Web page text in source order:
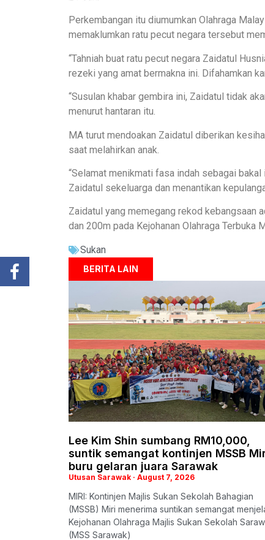
Perkembangan itu diumumkan Olahraga
memaklumkan ratu pecut negara tersebut
“Tahniah buat ratu pecut negara Zaidatul
rezeki yang amat bermakna ini. Difahamkan
“Susulan khabar gembira ini, Zaidatul tidak
menurut hantaran itu.
MA turut mendoakan Zaidatul diberikan
saat melahirkan anak.
“Selamat menikmati fasa indah sebagai
Zaidatul sekeluarga dan menantikan
Zaidatul yang memegang rekod kebangsaan
dan 200m pada Kejohanan Olahraga Terbuka
Sukan
BERITA LAIN
Lee Kim Shin sumbang RM10,000,
suntik semangat kontinjen MSSB
buru gelaran juara Sarawak
Utusan Sarawak August 7, 2026
MIRI: Kontinjen Majlis Sukan Sekolah Bahagian
(MSSB) Miri menerima suntikan semangat
Kejohanan Olahraga Majlis Sukan Sekolah
(MSS Sarawak)